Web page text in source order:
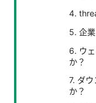
4.
5. 企
6. ウ
か？
7. ダ
か？